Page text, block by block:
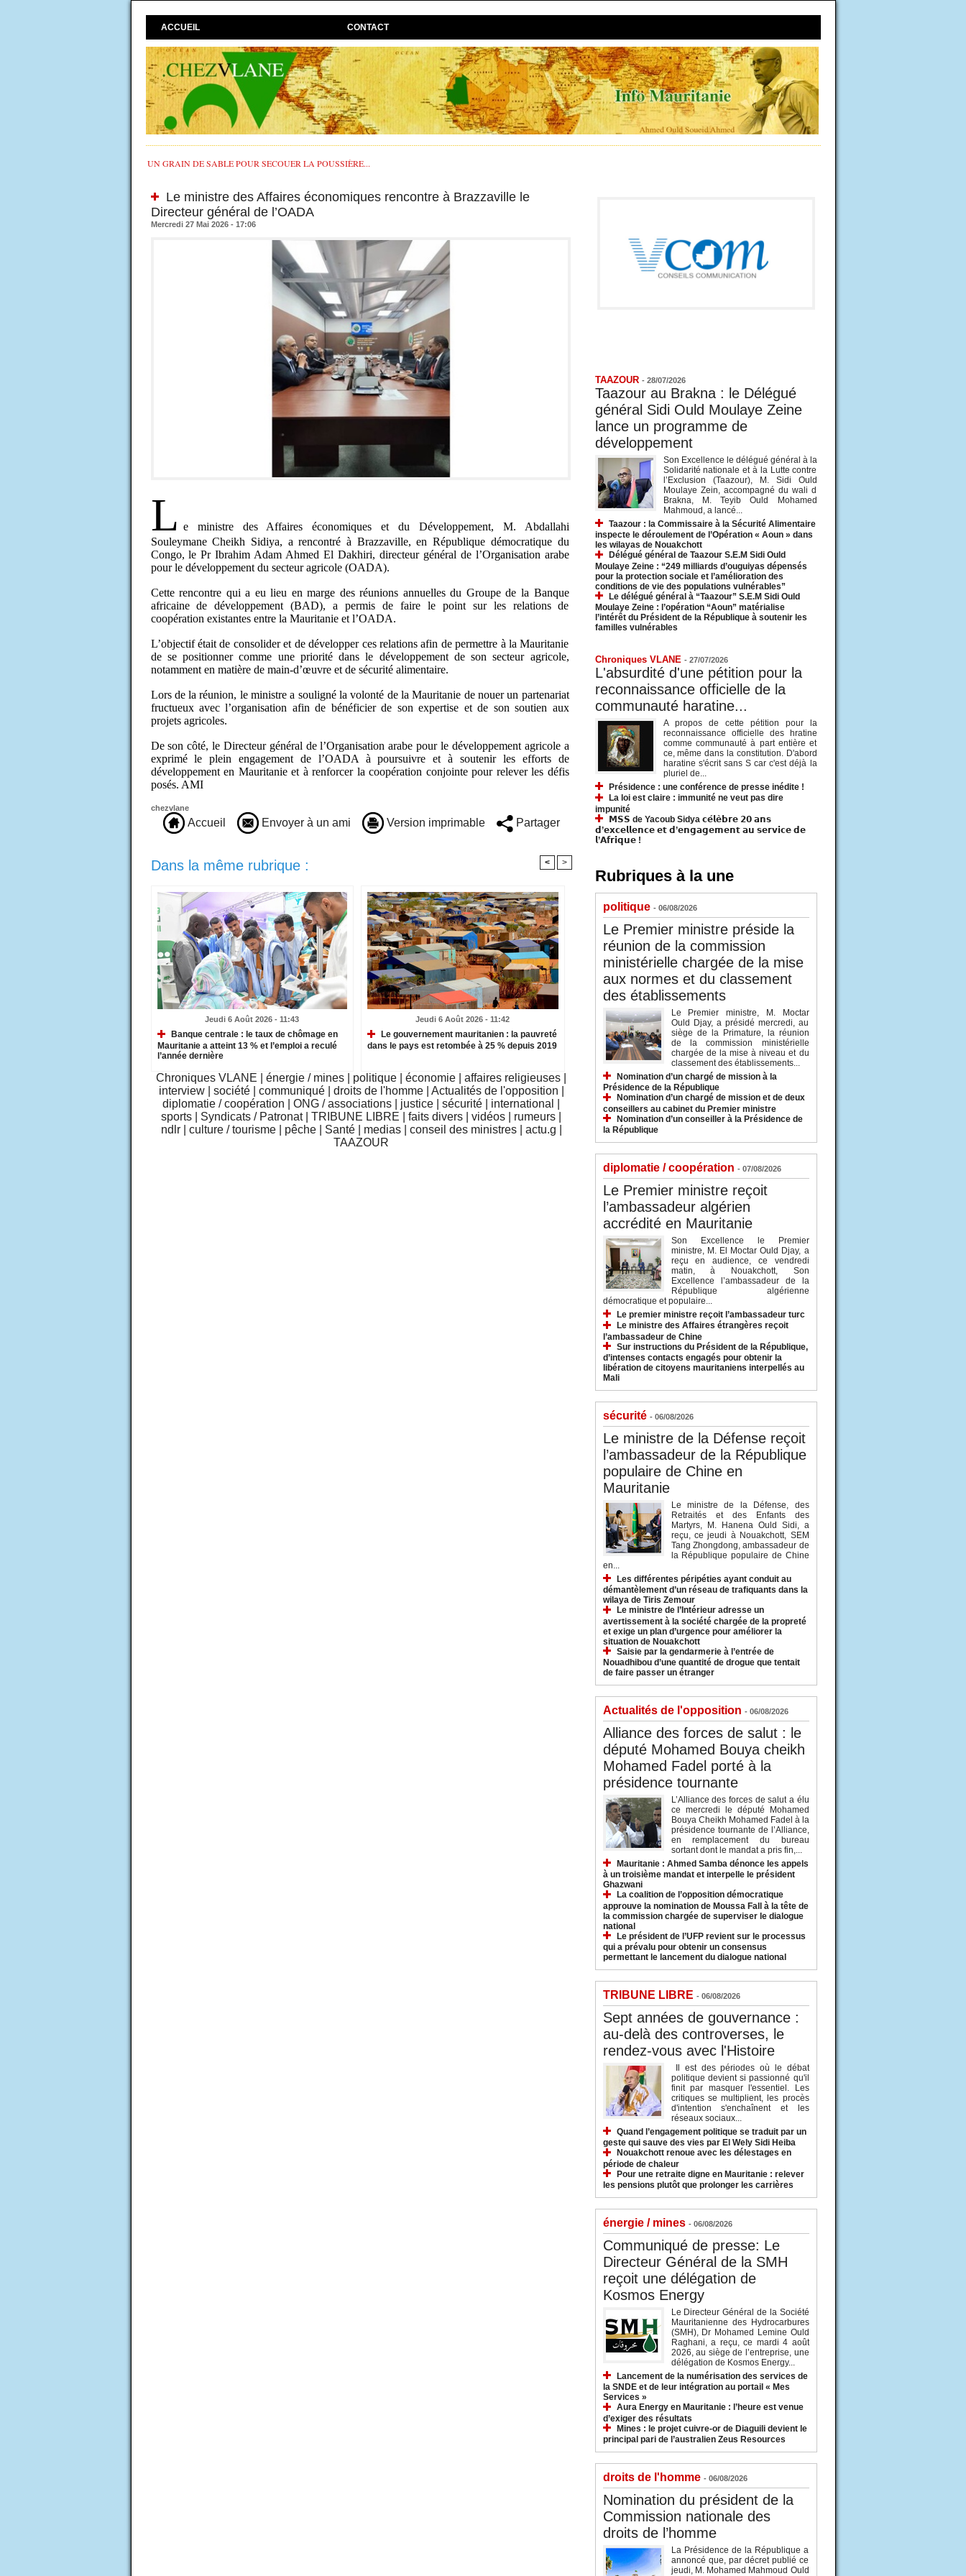
ACCUEIL CONTACT
UN GRAIN DE SABLE POUR SECOUER LA POUSSIÈRE...
Le ministre des Affaires économiques rencontre à Brazzaville le
Directeur général de l’OADA
Mercredi 27 Mai 2026 - 17:06
L e ministre des Affaires économiques et du Développement, M. Abdallahi
Souleymane Cheikh Sidiya, a rencontré à Brazzaville, en République démocratique du
Congo, le Pr Ibrahim Adam Ahmed El Dakhiri, directeur général de l’Organisation arabe
pour le développement du secteur agricole (OADA).
Cette rencontre qui a eu lieu en marge des réunions annuelles du Groupe de la Banque
africaine de développement (BAD), a permis de faire le point sur les relations de
coopération existantes entre la Mauritanie et l’OADA.
L’objectif était de consolider et de développer ces relations afin de permettre à la Mauritanie
de se positionner comme une priorité dans le développement de son secteur agricole,
notamment en matière de main-d’œuvre et de sécurité alimentaire.
Lors de la réunion, le ministre a souligné la volonté de la Mauritanie de nouer un partenariat
fructueux avec l’organisation afin de bénéficier de son expertise et de son soutien aux
projets agricoles.
De son côté, le Directeur général de l’Organisation arabe pour le développement agricole a
exprimé le plein engagement de l’OADA à poursuivre et à soutenir les efforts de
développement en Mauritanie et à renforcer la coopération conjointe pour relever les défis
posés. AMI
chezvlane
Accueil Envoyer à un ami Version imprimable Partager
Dans la même rubrique : < >
Jeudi 6 Août 2026 - 11:43
Banque centrale : le taux de chômage en
Mauritanie a atteint 13 % et l’emploi a reculé
l’année dernière
Jeudi 6 Août 2026 - 11:42
Le gouvernement mauritanien : la pauvreté
dans le pays est retombée à 25 % depuis 2019
Chroniques VLANE énergie / mines politique économie affaires religieuses
interview
société communiqué droits de l'homme Actualités de l'opposition
diplomatie / coopération
ONG / associations justice sécurité international
sports
Syndicats / Patronat TRIBUNE LIBRE faits divers vidéos rumeurs
ndlr
culture / tourisme pêche Santé medias conseil des ministres actu.g
TAAZOUR
TAAZOUR - 28/07/2026
Taazour au Brakna : le Délégué
général Sidi Ould Moulaye Zeine
lance un programme de
développement
Son Excellence le délégué général à la
Solidarité nationale et à la Lutte contre
l’Exclusion (Taazour), M. Sidi Ould
Moulaye Zein, accompagné du wali d
Brakna, M. Teyib Ould Mohamed
Mahmoud, a lancé...
Taazour : la Commissaire à la Sécurité Alimentaire
inspecte le déroulement de l’Opération « Aoun » dans
les wilayas de Nouakchott
Délégué général de Taazour S.E.M Sidi Ould
Moulaye Zeine : “249 milliards d’ouguiyas dépensés
pour la protection sociale et l’amélioration des
conditions de vie des populations vulnérables”
Le délégué général à “Taazour” S.E.M Sidi Ould
Moulaye Zeine : l’opération “Aoun” matérialise
l’intérêt du Président de la République à soutenir les
familles vulnérables
Chroniques VLANE - 27/07/2026
L'absurdité d'une pétition pour la
reconnaissance officielle de la
communauté haratine...
A propos de cette pétition pour la
reconnaissance officielle des hratine
comme communauté à part entière et
ce, même dans la constitution. D'abord
haratine s'écrit sans S car c'est déjà la
pluriel de...
Présidence : une conférence de presse inédite !
La loi est claire : immunité ne veut pas dire
impunité
𝗠𝗦𝗦 de Yacoub Sidya 𝗰𝗲́𝗹𝗲̀𝗯𝗿𝗲 𝟮𝟬 𝗮𝗻𝘀
𝗱’𝗲𝘅𝗰𝗲𝗹𝗹𝗲𝗻𝗰𝗲 𝗲𝘁 𝗱’𝗲𝗻𝗴𝗮𝗴𝗲𝗺𝗲𝗻𝘁 𝗮𝘂 𝘀𝗲𝗿𝘃𝗶𝗰𝗲 𝗱𝗲
𝗹’𝗔𝗳𝗿𝗶𝗾𝘂𝗲 !
Rubriques à la une
politique - 06/08/2026
Le Premier ministre préside la
réunion de la commission
ministérielle chargée de la mise
aux normes et du classement
des établissements
Le Premier ministre, M. Moctar
Ould Djay, a présidé mercredi, au
siège de la Primature, la réunion
de la commission ministérielle
chargée de la mise à niveau et du
classement des établissements...
Nomination d’un chargé de mission à la
Présidence de la République
Nomination d’un chargé de mission et de deux
conseillers au cabinet du Premier ministre
Nomination d’un conseiller à la Présidence de
la République
diplomatie / coopération - 07/08/2026
Le Premier ministre reçoit
l’ambassadeur algérien
accrédité en Mauritanie
Son Excellence le Premier
ministre, M. El Moctar Ould Djay, a
reçu en audience, ce vendredi
matin, à Nouakchott, Son
Excellence l’ambassadeur de la
République algérienne
démocratique et populaire...
Le premier ministre reçoit l’ambassadeur turc
Le ministre des Affaires étrangères reçoit
l’ambassadeur de Chine
Sur instructions du Président de la République,
d’intenses contacts engagés pour obtenir la
libération de citoyens mauritaniens interpellés au
Mali
sécurité - 06/08/2026
Le ministre de la Défense reçoit
l’ambassadeur de la République
populaire de Chine en
Mauritanie
Le ministre de la Défense, des
Retraités et des Enfants des
Martyrs, M. Hanena Ould Sidi, a
reçu, ce jeudi à Nouakchott, SEM
Tang Zhongdong, ambassadeur de
la République populaire de Chine
en...
Les différentes péripéties ayant conduit au
démantèlement d’un réseau de trafiquants dans la
wilaya de Tiris Zemour
Le ministre de l’Intérieur adresse un
avertissement à la société chargée de la propreté
et exige un plan d’urgence pour améliorer la
situation de Nouakchott
Saisie par la gendarmerie à l’entrée de
Nouadhibou d’une quantité de drogue que tentait
de faire passer un étranger
Actualités de l'opposition - 06/08/2026
Alliance des forces de salut : le
député Mohamed Bouya cheikh
Mohamed Fadel porté à la
présidence tournante
L’Alliance des forces de salut a élu
ce mercredi le député Mohamed
Bouya Cheikh Mohamed Fadel à la
présidence tournante de l’Alliance,
en remplacement du bureau
sortant dont le mandat a pris fin,...
Mauritanie : Ahmed Samba dénonce les appels
à un troisième mandat et interpelle le président
Ghazwani
La coalition de l’opposition démocratique
approuve la nomination de Moussa Fall à la tête de
la commission chargée de superviser le dialogue
national
Le président de l’UFP revient sur le processus
qui a prévalu pour obtenir un consensus
permettant le lancement du dialogue national
TRIBUNE LIBRE - 06/08/2026
Sept années de gouvernance :
au-delà des controverses, le
rendez-vous avec l'Histoire
Il est des périodes où le débat
politique devient si passionné qu'il
finit par masquer l'essentiel. Les
critiques se multiplient, les procès
d'intention s'enchaînent et les
réseaux sociaux...
Quand l’engagement politique se traduit par un
geste qui sauve des vies par El Wely Sidi Heiba
Nouakchott renoue avec les délestages en
période de chaleur
Pour une retraite digne en Mauritanie : relever
les pensions plutôt que prolonger les carrières
énergie / mines - 06/08/2026
Communiqué de presse: Le
Directeur Général de la SMH
reçoit une délégation de
Kosmos Energy
Le Directeur Général de la Société
Mauritanienne des Hydrocarbures
(SMH), Dr Mohamed Lemine Ould
Raghani, a reçu, ce mardi 4 août
2026, au siège de l’entreprise, une
délégation de Kosmos Energy...
Lancement de la numérisation des services de
la SNDE et de leur intégration au portail « Mes
Services »
Aura Energy en Mauritanie : l’heure est venue
d’exiger des résultats
Mines : le projet cuivre-or de Diaguili devient le
principal pari de l’australien Zeus Resources
droits de l'homme - 06/08/2026
Nomination du président de la
Commission nationale des
droits de l’homme
La Présidence de la République a
annoncé que, par décret publié ce
jeudi, M. Mohamed Mahmoud Ould